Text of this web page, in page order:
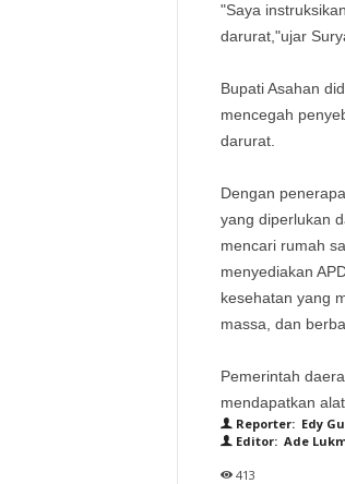
"Saya
darurat,"ujar
Bupati Asahan
mencegah
darurat.
Dengan
yang diperlukan
mencari rumah
menyediakan
kesehatan yang
massa, dan
Pemerintah
mendapatkan
Reporter: Edy
Editor: Ade
413